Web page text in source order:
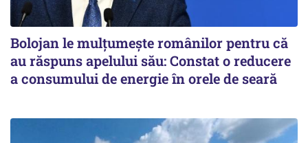
Bolojan le mulțumește românilor pentru că
au răspuns apelului său: Constat o reducere
a consumului de energie în orele de seară